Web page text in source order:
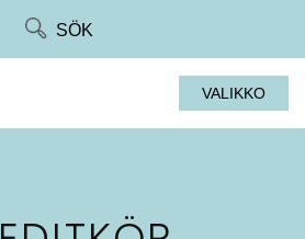
SÖK
VALIKKO